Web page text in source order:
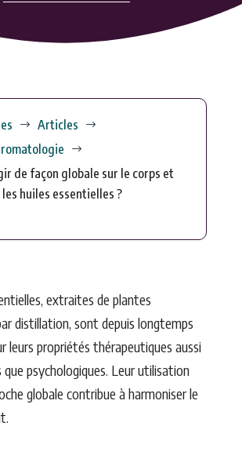
$ Articles $
$
de façon globale sur le corps et
les huiles essentielles ?
extraites de plantes
distillation, sont depuis longtemps
leurs propriétés thérapeutiques aussi
que psychologiques. Leur utilisation
globale contribue à harmoniser le